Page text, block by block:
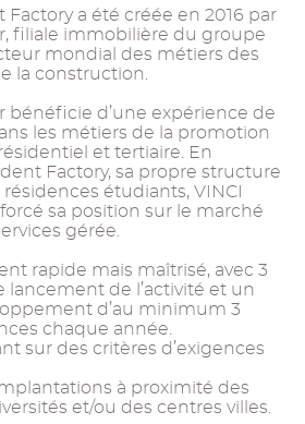
Factory a été créée en 2016 par
filiale immobilière du groupe
mondial des métiers des
la construction.
bénéficie d’une expérience de
les métiers de la promotion
et tertiaire. En
Factory, sa propre structure
étudiants, VINCI
sa position sur le marché
gérée.
rapide mais maîtrisé, avec 3
lancement de l’activité et un
d’au minimum 3
chaque année.
sur des critères d’exigences
à proximité des
et/ou des centres villes.